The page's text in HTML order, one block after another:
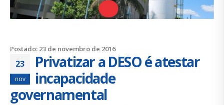
Postado: 23 de novembro de 2016
23
nov
Privatizar a DESO é atestar
incapacidade
governamental